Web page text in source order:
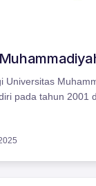
Universitas
pada tahun 2001